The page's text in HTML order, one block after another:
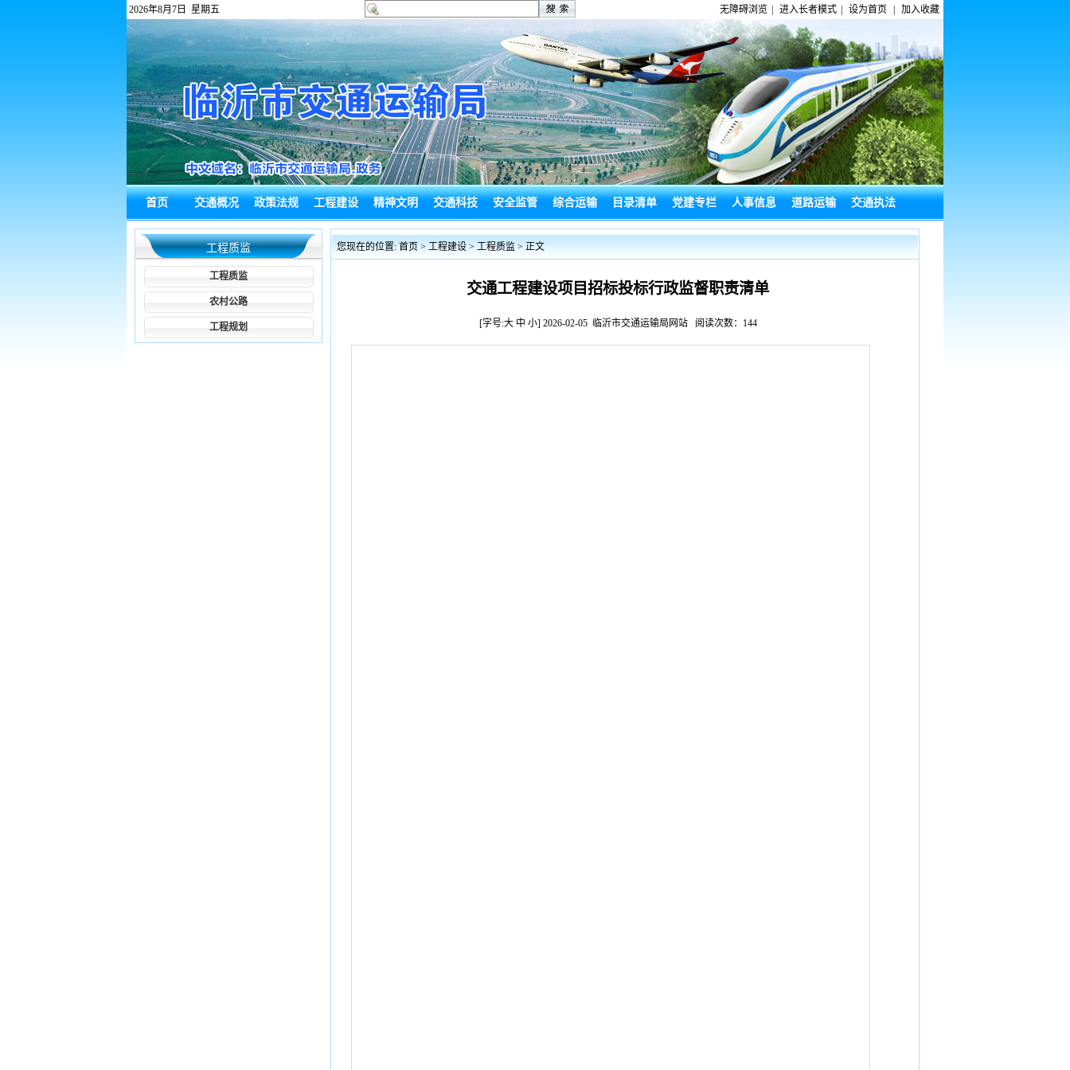
2026年8月7日 星期五 无障碍浏览 进入长者模式 设为首页 加入收藏
首页 交通概况 政策法规 工程建设 精神文明 交通科技 安全监管 综合运输 目录清单 党建专栏 人事信息 道路运输 交通执法
政府信息公 热点回应 通知公告 综合新闻 政务信息 局长信箱 信访投诉 建言献策
工作动态
工程质监
工程质监
农村公路
工程规划
您现在的位置: 首页 > 工程建设 > 工程质监 > 正文
交通工程建设项目招标投标行政监督职责清单
[字号:大 中 小] 2026-02-05 临沂市交通运输局网站 阅读次数： 144